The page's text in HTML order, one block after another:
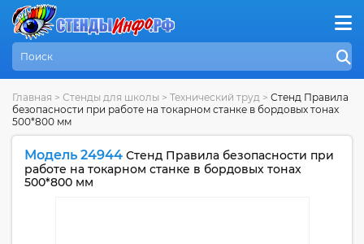
Главная > Стенды для школы > Технический труд > Стенд Правила
безопасности при работе на токарном станке в бордовых тонах
500*800 мм
Модель 24944 Стенд Правила безопасности при
работе на токарном станке в бордовых тонах
500*800 мм